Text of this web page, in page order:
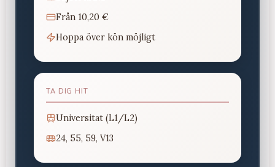
Från 10,20 €
Hoppa över kön möjligt
TA DIG HIT
Universitat (L1/L2)
24, 55, 59, V13